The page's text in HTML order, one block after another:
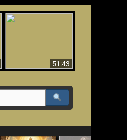
51:43